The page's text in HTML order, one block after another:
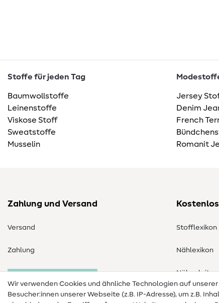
Stoffe für jeden Tag
Baumwollstoffe
Leinenstoffe
Viskose Stoff
Sweatstoffe
Musselin
Jersey
Denim
French
Romanit
Zahlung und Versand
Versand
Zahlung
Stofflexikon
Nählexikon
Wir verwenden Cookies und ähnliche Technologien auf
Besucher:innen unserer Webseite (z.B. IP-Adresse), um z.B.